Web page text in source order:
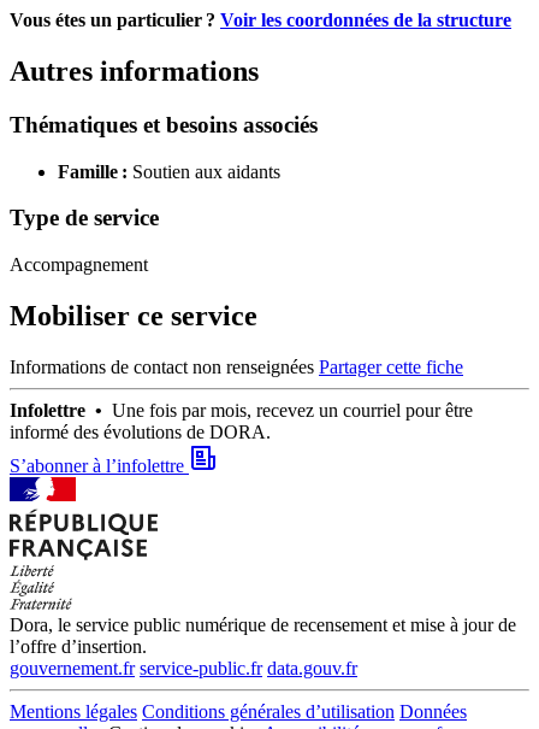
Vous étes un particulier ? Voir les coordonnées de la structure
Autres informations
Thématiques et besoins associés
Famille : Soutien aux aidants
Type de service
Accompagnement
Mobiliser ce service
Informations de contact non renseignées Partager cette fiche
Infolettre • Une fois par mois, recevez un courriel pour être
informé des évolutions de DORA.
S’abonner à l’infolettre
Dora, le service public numérique de recensement et mise à jour de
l’offre d’insertion.
gouvernement.fr service-public.fr data.gouv.fr
Mentions légales Conditions générales d’utilisation Données